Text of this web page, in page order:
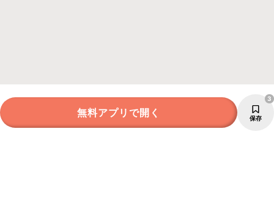
無料アプリで開く 保存
3